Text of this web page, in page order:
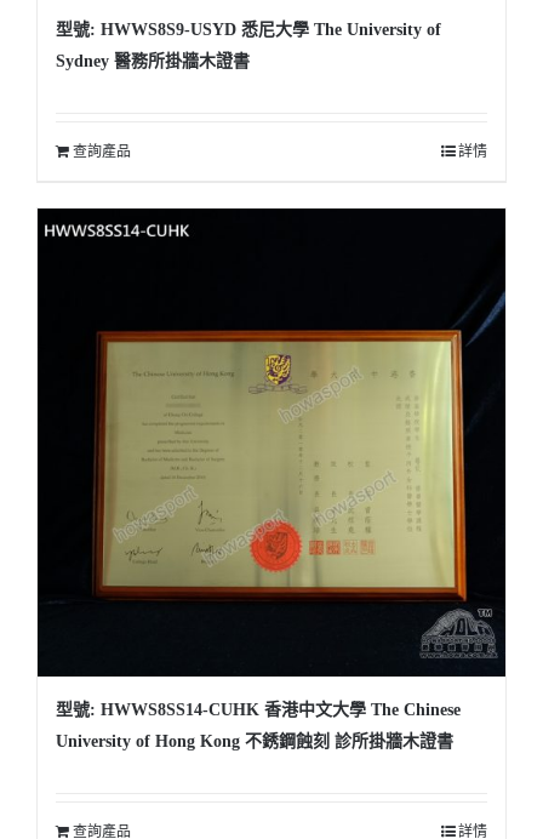
型號: HWWS8S9-USYD 悉尼大學 The University of
Sydney 醫務所掛牆木證書
查詢產品 詳情
型號: HWWS8SS14-CUHK 香港中文大學 The Chinese
University of Hong Kong 不銹鋼蝕刻 診所掛牆木證書
查詢產品 詳情